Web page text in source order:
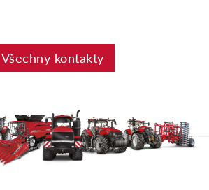
Všechny kontakty